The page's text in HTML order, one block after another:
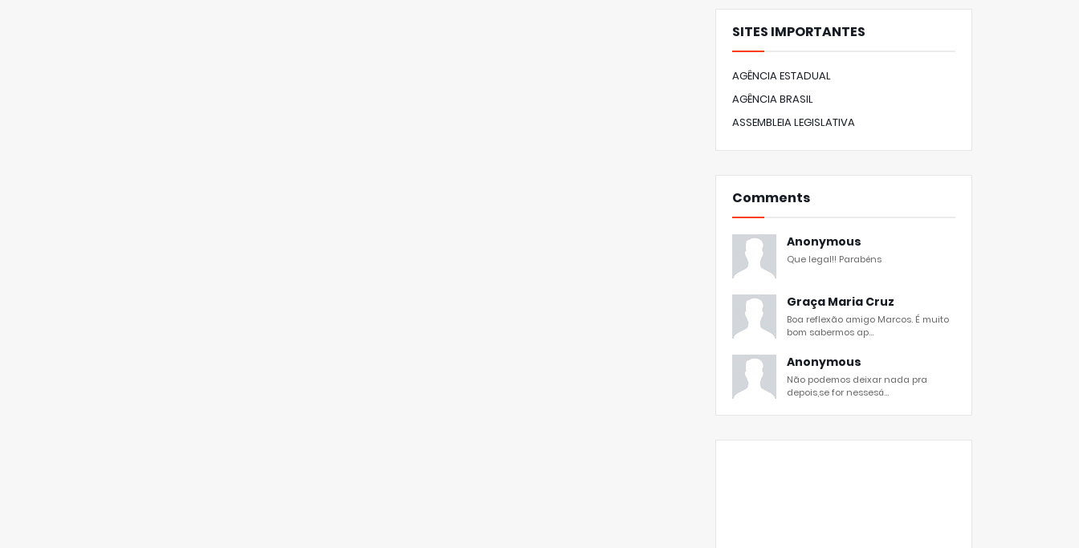
SITES IMPORTANTES
AGÊNCIA ESTADUAL
AGÊNCIA BRASIL
ASSEMBLEIA LEGISLATIVA
Comments
Anonymous
Que legal!! Parabéns
Graça Maria Cruz
Boa reflexão amigo Marcos. É muito
bom sabermos ap...
Anonymous
Não podemos deixar nada pra
depois,se for nessesá...